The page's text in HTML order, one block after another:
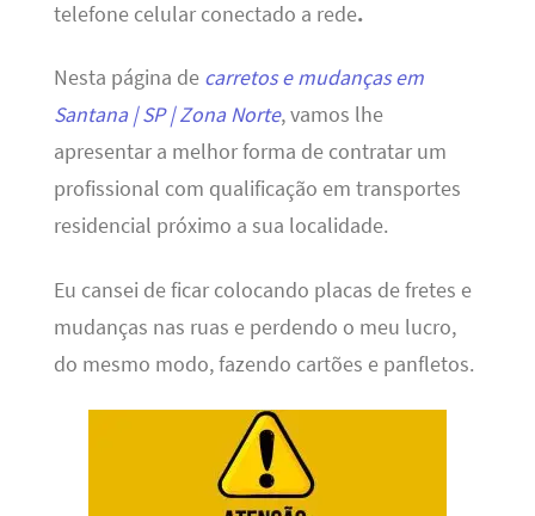
telefone celular conectado a rede.
Nesta página de carretos e mudanças em
Santana | SP | Zona Norte, vamos lhe
apresentar a melhor forma de contratar um
profissional com qualificação em transportes
residencial próximo a sua localidade.
Eu cansei de ficar colocando placas de fretes e
mudanças nas ruas e perdendo o meu lucro,
do mesmo modo, fazendo cartões e panfletos.